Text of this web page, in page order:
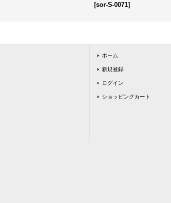
[sor-S-0071]
ホーム
新規登録
ログイン
ショッピングカート